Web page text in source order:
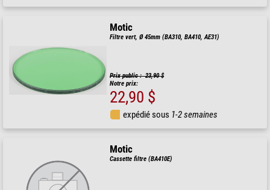
Motic
Filtre vert, Ø 45mm (BA310, BA410, AE31)
Prix public : 23,90 $
Notre prix:
22,90 $
expédié sous 1-2 semaines
Motic
Cassette filtre (BA410E)